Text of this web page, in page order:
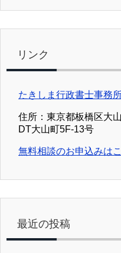
リンク
たきしま行政書士事務
住所：東京都板橋区大
DT大山町5F-13号
無料相談のお申込みは
最近の投稿